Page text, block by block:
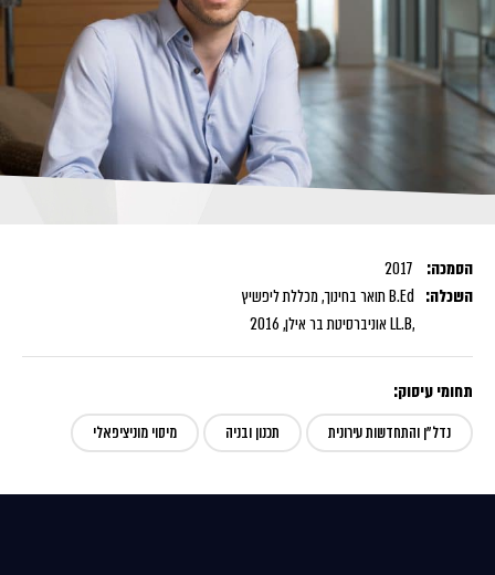
הסמכה:
השכלה: B.Ed תואר בחינוך, מכללת ליפשיץ
,LL.B אוניברסיטת בר אילן, 2016
תחומי עיסוק:
נדל"ן והתחדשות עירונית תכנון ובניה מיסוי מוניציפאלי